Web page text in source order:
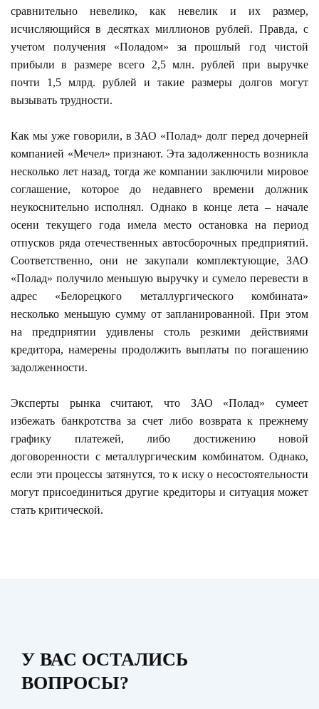
сравнительно невелико, как невелик и их размер,
исчисляющийся в десятках миллионов рублей. Правда, с
учетом получения «Поладом» за прошлый год чистой
прибыли в размере всего 2,5 млн. рублей при выручке
почти 1,5 млрд. рублей и такие размеры долгов могут
вызывать трудности.
Как мы уже говорили, в ЗАО «Полад» долг перед дочерней
компанией «Мечел» признают. Эта задолженность возникла
несколько лет назад, тогда же компании заключили мировое
соглашение, которое до недавнего времени должник
неукоснительно исполнял. Однако в конце лета – начале
осени текущего года имела место остановка на период
отпусков ряда отечественных автосборочных предприятий.
Соответственно, они не закупали комплектующие, ЗАО
«Полад» получило меньшую выручку и сумело перевести в
адрес «Белорецкого металлургического комбината»
несколько меньшую сумму от запланированной. При этом
на предприятии удивлены столь резкими действиями
кредитора, намерены продолжить выплаты по погашению
задолженности.
Эксперты рынка считают, что ЗАО «Полад» сумеет
избежать банкротства за счет либо возврата к прежнему
графику платежей, либо достижению новой
договоренности с металлургическим комбинатом. Однако,
если эти процессы затянутся, то к иску о несостоятельности
могут присоединиться другие кредиторы и ситуация может
стать критической.
У ВАС ОСТАЛИСЬ
ВОПРОСЫ?